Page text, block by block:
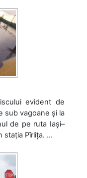
evident de
sub vagoane și la
de pe ruta Iași–
Pîrlița. ...